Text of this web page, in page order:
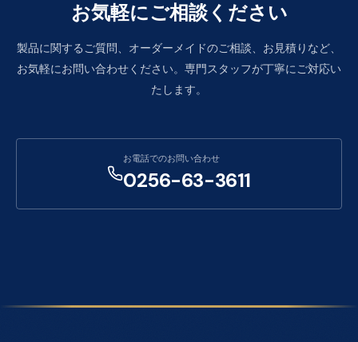
お気軽にご相談ください
製品に関するご質問、オーダーメイドのご相談、お見積りなど、
お気軽にお問い合わせください。専門スタッフが丁寧にご対応い
たします。
お電話でのお問い合わせ
0256-63-3611